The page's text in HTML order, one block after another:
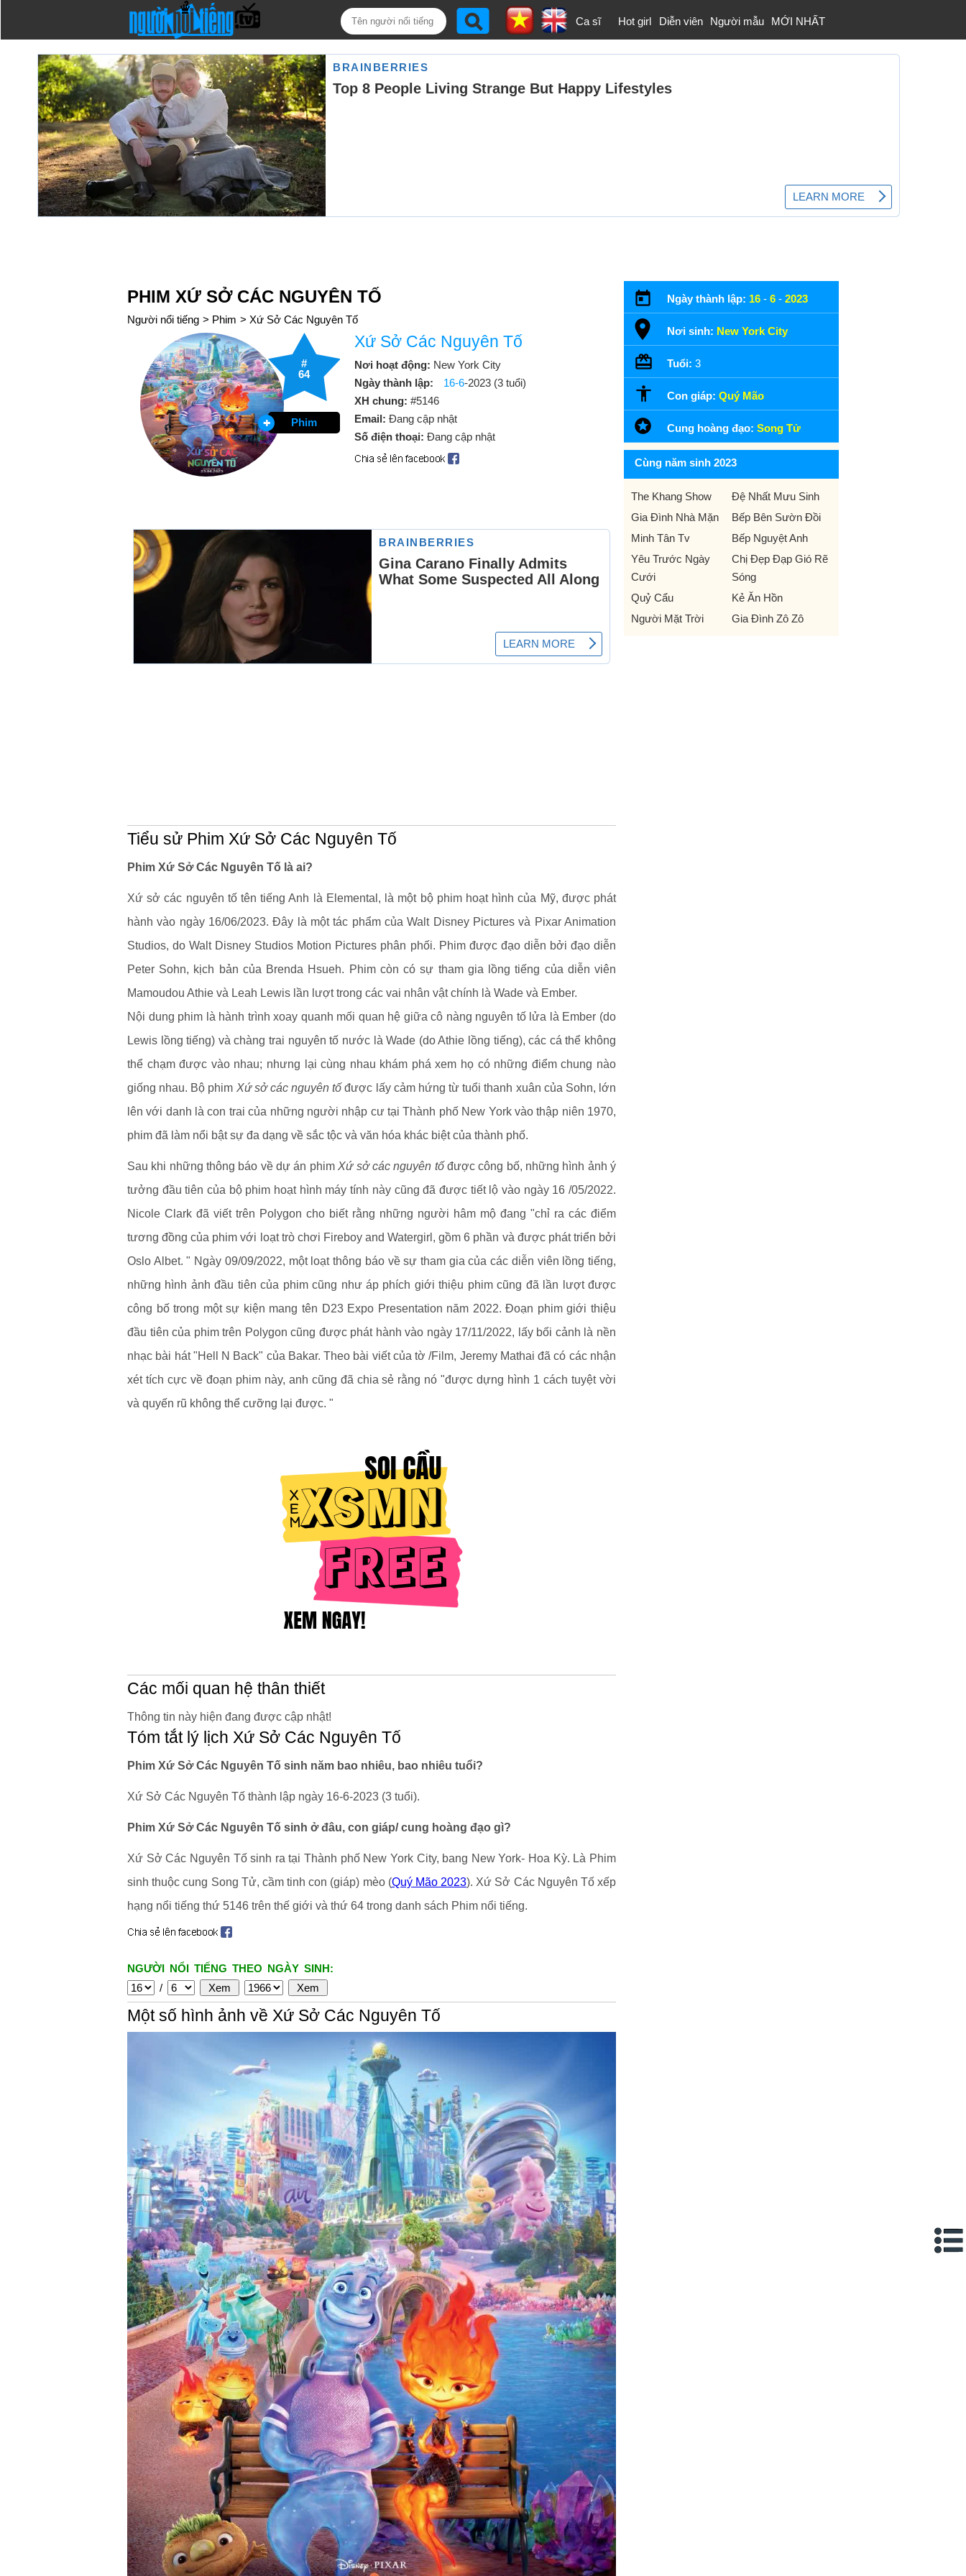
Ca sĩ Hot girl Diễn viên Người mẫu MỚI NHẤT
PHIM XỨ SỞ CÁC NGUYÊN TỐ
Người nổi tiếng > Phim > Xứ Sở Các Nguyên Tố
#
64
Phim
Xứ Sở Các Nguyên Tố
Nơi hoạt động: New York City
Ngày thành lập:
16-6-2023 (3 tuổi)
XH chung: #5146
Email: Đang cập nhật
Số điện thoại: Đang cập nhật
Tiểu sử Phim Xứ Sở Các Nguyên Tố
Phim Xứ Sở Các Nguyên Tố là ai?
Xứ sở các nguyên tố tên tiếng Anh là Elemental, là một bộ phim hoạt hình của Mỹ, được phát
hành vào ngày 16/06/2023. Đây là một tác phẩm của Walt Disney Pictures và Pixar Animation
Studios, do Walt Disney Studios Motion Pictures phân phối. Phim được đạo diễn bởi đạo diễn
Peter Sohn, kịch bản của Brenda Hsueh. Phim còn có sự tham gia lồng tiếng của diễn viên
Mamoudou Athie và Leah Lewis lần lượt trong các vai nhân vật chính là Wade và Ember.
Nội dung phim là hành trình xoay quanh mối quan hệ giữa cô nàng nguyên tố lửa là Ember (do
Lewis lồng tiếng) và chàng trai nguyên tố nước là Wade (do Athie lồng tiếng), các cá thể không
thể chạm được vào nhau; nhưng lại cùng nhau khám phá xem họ có những điểm chung nào
giống nhau. Bộ phim Xứ sở các nguyên tố được lấy cảm hứng từ tuổi thanh xuân của Sohn, lớn
lên với danh là con trai của những người nhập cư tại Thành phố New York vào thập niên 1970,
phim đã làm nổi bật sự đa dạng về sắc tộc và văn hóa khác biệt của thành phố.
Sau khi những thông báo về dự án phimXứ sở các nguyên tố được công bố, những hình ảnh ý
tưởng đầu tiên của bộ phim hoạt hình máy tính này cũng đã được tiết lộ vào ngày 16 /05/2022.
Nicole Clark đã viết trên Polygon cho biết rằng những người hâm mộ đang "chỉ ra các điểm
tương đồng của phim với loạt trò chơi Fireboy and Watergirl, gồm 6 phần và được phát triển bởi
Oslo Albet. " Ngày 09/09/2022, một loạt thông báo về sự tham gia của các diễn viên lồng tiếng,
những hình ảnh đầu tiên của phim cũng như áp phích giới thiệu phim cũng đã lần lượt được
công bố trong một sự kiện mang tên D23 Expo Presentation năm 2022. Đoạn phim giới thiệu
đầu tiên của phim trên Polygon cũng được phát hành vào ngày 17/11/2022, lấy bối cảnh là nền
nhạc bài hát "Hell N Back" của Bakar. Theo bài viết của tờ /Film, Jeremy Mathai đã có các nhận
xét tích cực về đoạn phim này, anh cũng đã chia sẻ rằng nó "được dựng hình 1 cách tuyệt vời
và quyến rũ không thể cưỡng lại được. "
Các mối quan hệ thân thiết
Thông tin này hiện đang được cập nhật!
Tóm tắt lý lịch Xứ Sở Các Nguyên Tố
Phim Xứ Sở Các Nguyên Tố sinh năm bao nhiêu, bao nhiêu tuổi?
Xứ Sở Các Nguyên Tố thành lập ngày 16-6-2023 (3 tuổi).
Phim Xứ Sở Các Nguyên Tố sinh ở đâu, con giáp/ cung hoàng đạo gì?
Xứ Sở Các Nguyên Tố sinh ra tại Thành phố New York City, bang New York- Hoa Kỳ. Là Phim
sinh thuộc cung Song Tử, cầm tinh con (giáp) mèo (Quý Mão 2023). Xứ Sở Các Nguyên Tố xếp
hạng nổi tiếng thứ 5146 trên thế giới và thứ 64 trong danh sách Phim nổi tiếng.
NGƯỜI NỔI TIẾNG THEO NGÀY SINH:
/
Một số hình ảnh về Xứ Sở Các Nguyên Tố
Ngày thành lập: 16 - 6 - 2023
Nơi sinh: New York City
Tuổi: 3
Con giáp: Quý Mão
Cung hoàng đạo: Song Tử
Cùng năm sinh 2023
The Khang Show
Đệ Nhất Mưu Sinh
Gia Đình Nhà Mặn
Bếp Bên Sườn Đồi
Minh Tân Tv
Bếp Nguyệt Anh
Yêu Trước Ngày
Cưới
Chị Đẹp Đạp Gió Rẽ
Sóng
Quỷ Cẩu
Kẻ Ăn Hồn
Người Mặt Trời
Gia Đình Zô Zô